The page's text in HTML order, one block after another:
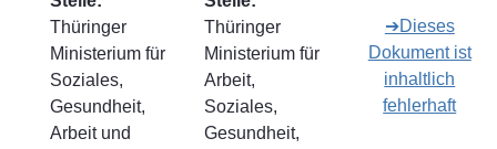
Thüringer
Ministerium für
Soziales,
Gesundheit,
Arbeit und
Thüringer
Ministerium für
Arbeit,
Soziales,
Gesundheit,
➔Dieses
Dokument ist
inhaltlich
fehlerhaft